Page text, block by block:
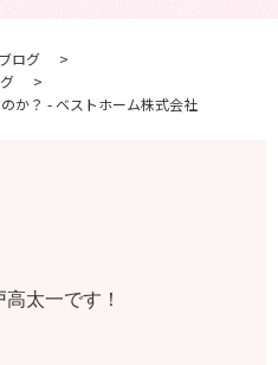
ログ
か？ - ベストホーム株式会社
太一です！